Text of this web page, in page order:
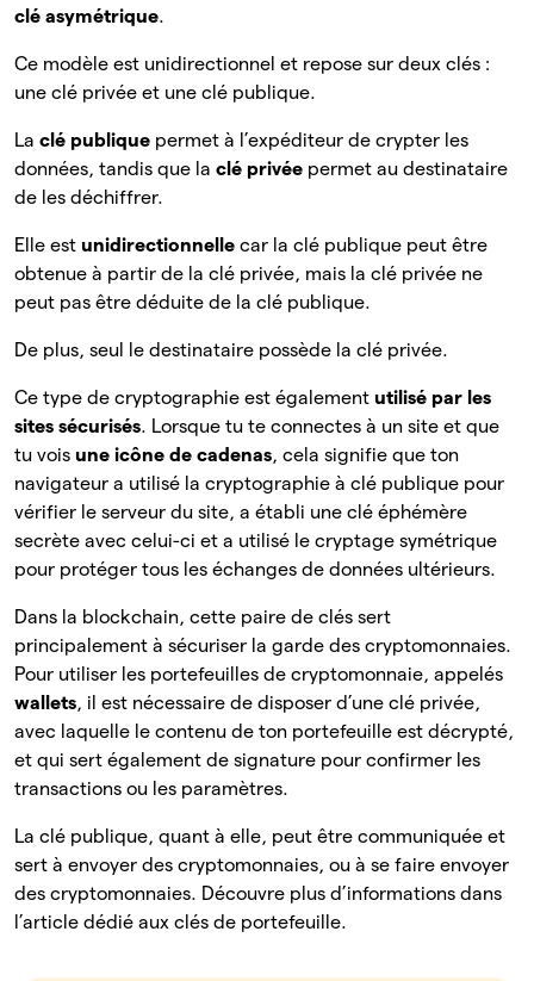
clé asymétrique.
Ce modèle est unidirectionnel et repose sur deux clés :
une clé privée et une clé publique.
La clé publique permet à l’expéditeur de crypter les
données, tandis que la clé privée permet au destinataire
de les déchiffrer.
Elle est unidirectionnelle car la clé publique peut être
obtenue à partir de la clé privée, mais la clé privée ne
peut pas être déduite de la clé publique.
De plus, seul le destinataire possède la clé privée.
Ce type de cryptographie est également utilisé par les
sites sécurisés. Lorsque tu te connectes à un site et que
tu vois une icône de cadenas, cela signifie que ton
navigateur a utilisé la cryptographie à clé publique pour
vérifier le serveur du site, a établi une clé éphémère
secrète avec celui-ci et a utilisé le cryptage symétrique
pour protéger tous les échanges de données ultérieurs.
Dans la blockchain, cette paire de clés sert
principalement à sécuriser la garde des cryptomonnaies.
Pour utiliser les portefeuilles de cryptomonnaie, appelés
wallets, il est nécessaire de disposer d’une clé privée,
avec laquelle le contenu de ton portefeuille est décrypté,
et qui sert également de signature pour confirmer les
transactions ou les paramètres.
La clé publique, quant à elle, peut être communiquée et
sert à envoyer des cryptomonnaies, ou à se faire envoyer
des cryptomonnaies. Découvre plus d’informations dans
l’article dédié aux clés de portefeuille.